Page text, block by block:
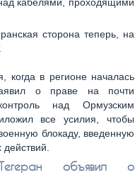
сторона теперь, на
когда в регионе началась
о праве на почти
над Ормузским
все усилия, чтобы
блокаду, введенную
объявил о